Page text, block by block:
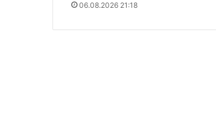
06.08.2026 21:18